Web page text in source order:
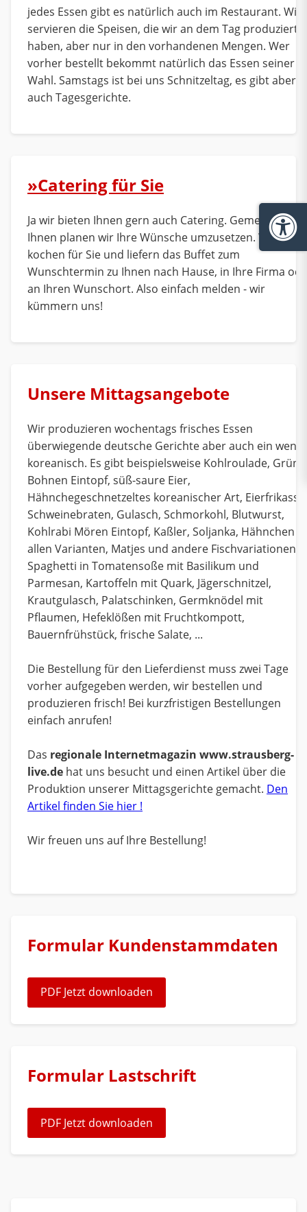
jedes Essen gibt es natürlich auch im Restaurant. Wir
servieren die Speisen, die wir an dem Tag produziert
haben, aber nur in den vorhandenen Mengen. Wer
vorher bestellt bekommt natürlich das Essen seiner
Wahl. Samstags ist bei uns Schnitzeltag, es gibt aber
auch Tagesgerichte.
»Catering für Sie
Ja wir bieten Ihnen gern auch Catering. Gemeinsam
Ihnen planen wir Ihre Wünsche umzusetzen. Wir
kochen für Sie und liefern das Buffet zum
Wunschtermin zu Ihnen nach Hause, in Ihre Firma
an Ihren Wunschort. Also einfach melden - wir
kümmern uns!
Unsere Mittagsangebote
Wir produzieren wochentags frisches Essen
überwiegende deutsche Gerichte aber auch ein wenig
koreanisch. Es gibt beispielsweise Kohlroulade, Grüne
Bohnen Eintopf, süß-saure Eier,
Hähnchegeschnetzeltes koreanischer Art, Eierfrikasse,
Schweinebraten, Gulasch, Schmorkohl, Blutwurst,
Kohlrabi Mören Eintopf, Kaßler, Soljanka, Hähnchen in
allen Varianten, Matjes und andere Fischvariationen,
Spaghetti in Tomatensoße mit Basilikum und
Parmesan, Kartoffeln mit Quark, Jägerschnitzel,
Krautgulasch, Palatschinken, Germknödel mit
Pflaumen, Hefeklößen mit Fruchtkompott,
Bauernfrühstück, frische Salate, ...
Die Bestellung für den Lieferdienst muss zwei Tage
vorher aufgegeben werden, wir bestellen und
produzieren frisch! Bei kurzfristigen Bestellungen
einfach anrufen!
Das regionale Internetmagazin www.strausberg-
live.de hat uns besucht und einen Artikel über die
Produktion unserer Mittagsgerichte gemacht. Den
Artikel finden Sie hier !
Wir freuen uns auf Ihre Bestellung!
Formular Kundenstammdaten
PDF Jetzt downloaden
Formular Lastschrift
PDF Jetzt downloaden